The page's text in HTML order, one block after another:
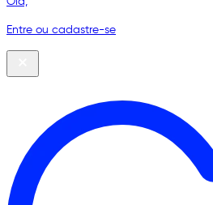
Entre ou cadastre-se